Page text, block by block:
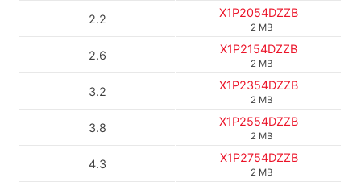
2.2 X1P2054DZZB
2 MB
2.6 X1P2154DZZB
2 MB
3.2 X1P2354DZZB
2 MB
3.8 X1P2554DZZB
2 MB
4.3 X1P2754DZZB
2 MB